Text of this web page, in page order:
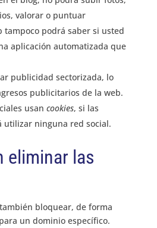
valorar o puntuar
tampoco podrá saber si usted
aplicación automatizada que
publicidad sectorizada, lo
publicitarios de la web.
usan cookies, si las
utilizar ninguna red social.
eliminar las
bloquear, de forma
un dominio específico.